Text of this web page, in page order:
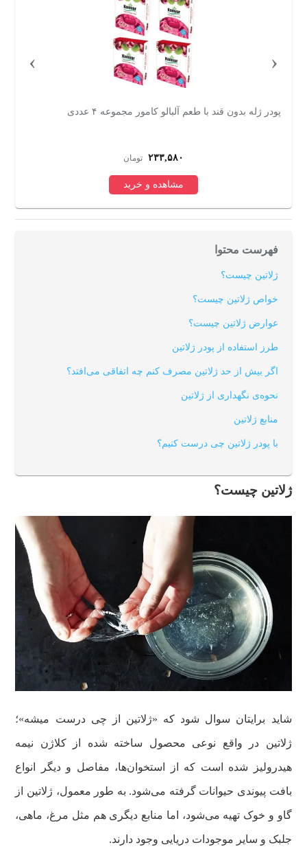
پودر ژله آناناس بدون قند کامور بسته 4 عددی
۲۳۳,۵۸۰ تومان
مشاهده و خرید
‹
›
فهرست محتوا
ژلاتین چیست؟
خواص ژلاتین چیست؟
عوارض ژلاتین چیست؟
طرز استفاده از پودر ژلاتین
اگر بیش از حد ژلاتین مصرف کنم چه اتفاقی می‌افتد؟
نحوه‌ی نگهداری از ژلاتین
منابع ژلاتین
با پودر ژلاتین چی درست کنیم؟
ژلاتین چیست؟
شاید برایتان سوال شود که «ژلاتین از چی درست میشه»؛
ژلاتین در واقع نوعی محصول ساخته شده از کلاژن نیمه
هیدرولیز شده است که از استخوان‌ها، مفاصل و دیگر انواع
بافت پیوندی حیوانات گرفته می‌شود. به طور معمول، ژلاتین از
گاو و خوک تهیه می‌شود، اما منابع دیگری هم مثل مرغ، ماهی،
جلبک و سایر موجودات دریایی وجود دارند.